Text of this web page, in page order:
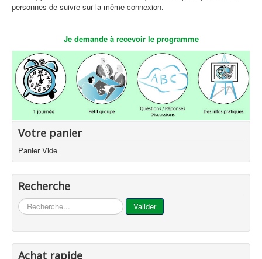
personnes de suivre sur la même connexion.
Je demande à recevoir le programme
Votre panier
Panier Vide
Recherche
... Valider
Achat rapide